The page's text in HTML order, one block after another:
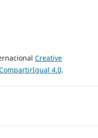
Creative
4.0.